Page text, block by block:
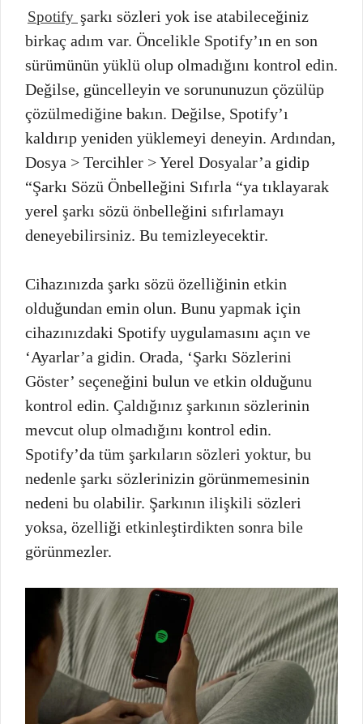
Spotify şarkı sözleri yok ise atabileceğiniz
birkaç adım var. Öncelikle Spotify’ın en son
sürümünün yüklü olup olmadığını kontrol edin.
Değilse, güncelleyin ve sorununuzun çözülüp
çözülmediğine bakın. Değilse, Spotify’ı
kaldırıp yeniden yüklemeyi deneyin. Ardından,
Dosya > Tercihler > Yerel Dosyalar’a gidip
“Şarkı Sözü Önbelleğini Sıfırla “ya tıklayarak
yerel şarkı sözü önbelleğini sıfırlamayı
deneyebilirsiniz. Bu temizleyecektir.
Cihazınızda şarkı sözü özelliğinin etkin
olduğundan emin olun. Bunu yapmak için
cihazınızdaki Spotify uygulamasını açın ve
‘Ayarlar’a gidin. Orada, ‘Şarkı Sözlerini
Göster’ seçeneğini bulun ve etkin olduğunu
kontrol edin. Çaldığınız şarkının sözlerinin
mevcut olup olmadığını kontrol edin.
Spotify’da tüm şarkıların sözleri yoktur, bu
nedenle şarkı sözlerinizin görünmemesinin
nedeni bu olabilir. Şarkının ilişkili sözleri
yoksa, özelliği etkinleştirdikten sonra bile
görünmezler.